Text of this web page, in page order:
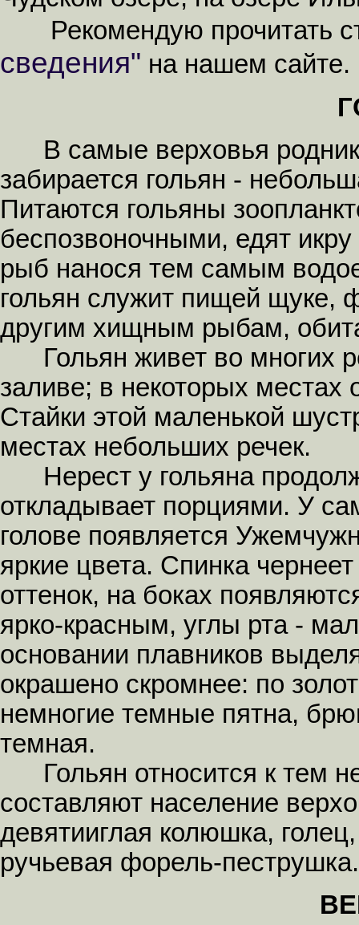
Рекомендую прочитать
сведения" на нашем сайте.
В самые верховья
забирается гольян -
Питаются гольяны
беспозвоночными, едят
рыб нанося тем самым
гольян служит пищей щуке,
другим хищным рыбам,
Гольян живет во многих
заливе; в некоторых местах
Стайки этой маленькой
местах небольших речек.
Нерест у гольяна
откладывает порциями. У
голове появляется
яркие цвета. Спинка
оттенок, на боках
ярко-красным, углы рта -
основании плавников
окрашено скромнее: по
немногие темные пятна,
темная.
Гольян относится к тем
составляют население
девятииглая колюшка,
ручьевая форель-пеструшка.